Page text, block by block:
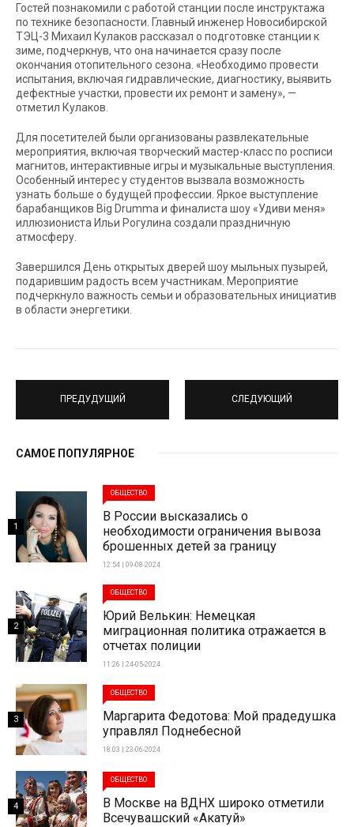
Гостей познакомили с работой станции после инструктажа
по технике безопасности. Главный инженер Новосибирской
ТЭЦ-3 Михаил Кулаков рассказал о подготовке станции к
зиме, подчеркнув, что она начинается сразу после
окончания отопительного сезона. «Необходимо провести
испытания, включая гидравлические, диагностику, выявить
дефектные участки, провести их ремонт и замену», —
отметил Кулаков.
Для посетителей были организованы развлекательные
мероприятия, включая творческий мастер-класс по росписи
магнитов, интерактивные игры и музыкальные выступления.
Особенный интерес у студентов вызвала возможность
узнать больше о будущей профессии. Яркое выступление
барабанщиков Big Drumma и финалиста шоу «Удиви меня»
иллюзиониста Ильи Рогулина создали праздничную
атмосферу.
Завершился День открытых дверей шоу мыльных пузырей,
подарившим радость всем участникам. Мероприятие
подчеркнуло важность семьи и образовательных инициатив
в области энергетики.
ПРЕДУДУЩИЙ СЛЕДУЮЩИЙ
САМОЕ ПОПУЛЯРНОЕ
ОБЩЕСТВО
В России высказались о
необходимости ограничения вывоза
брошенных детей за границу
12:54 | 09-08-2024
1
ОБЩЕСТВО
Юрий Велькин: Немецкая
миграционная политика отражается в
отчетах полиции
11:26 | 24-05-2024
2
ОБЩЕСТВО
Маргарита Федотова: Мой прадедушка
управлял Поднебесной
18:03 | 23-06-2024
3
ОБЩЕСТВО
В Москве на ВДНХ широко отметили
Всечувашский «Акатуй»
4